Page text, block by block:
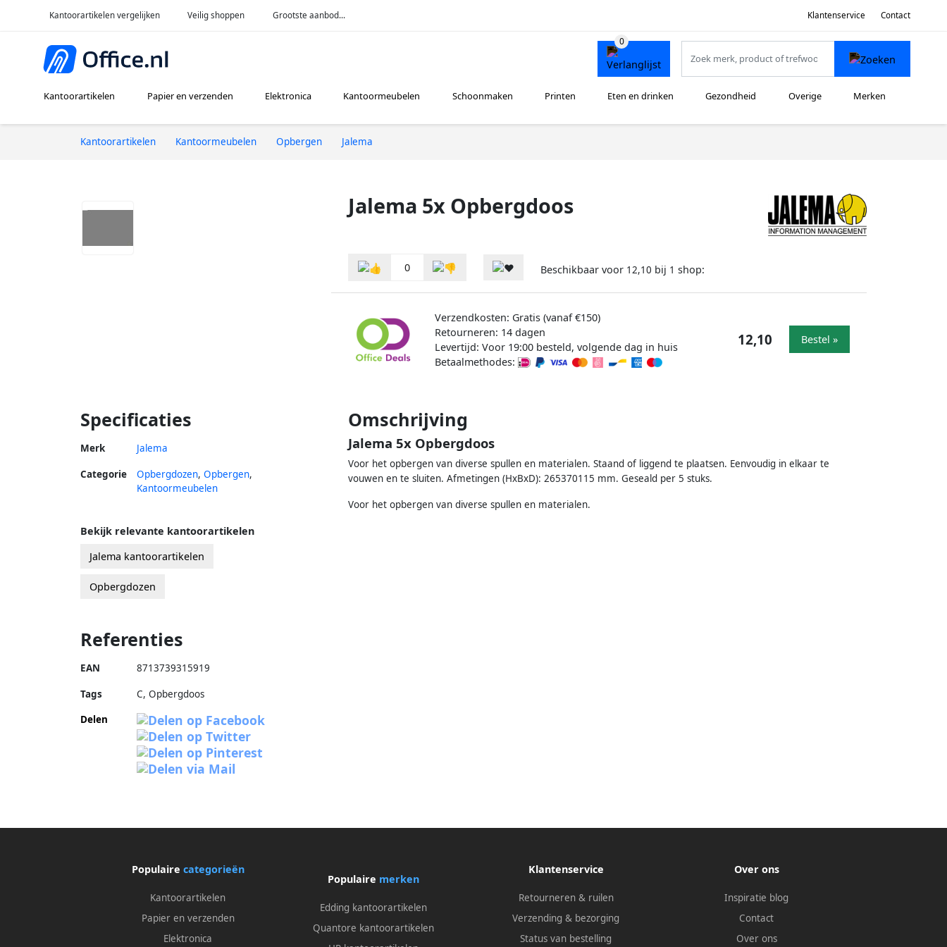
Kantoorartikelen vergelijken Veilig shoppen Grootste aanbod... Klantenservice Contact
Kantoorartikelen Papier en verzenden Elektronica Kantoormeubelen Schoonmaken Printen Eten en drinken Gezondheid Overige Merken
Kantoorartikelen Kantoormeubelen Opbergen Jalema
Jalema 5x Opbergdoos
0 Beschikbaar voor 12,10 bij 1 shop:
Verzendkosten: Gratis (vanaf €150)
Retourneren: 14 dagen
Levertijd: Voor 19:00 besteld, volgende dag in huis
Betaalmethodes:
12,10 Bestel »
Specificaties
Merk Jalema
Categorie Opbergdozen, Opbergen,
Kantoormeubelen
Omschrijving
Jalema 5x Opbergdoos
Voor het opbergen van diverse spullen en materialen. Staand of liggend te plaatsen. Eenvoudig in elkaar te
vouwen en te sluiten. Afmetingen (HxBxD): 265370115 mm. Geseald per 5 stuks.
Voor het opbergen van diverse spullen en materialen.
Bekijk relevante kantoorartikelen
Jalema kantoorartikelen
Opbergdozen
Referenties
EAN 8713739315919
Tags
C, Opbergdoos
Delen
Populaire categorieën
Kantoorartikelen
Papier en verzenden
Elektronica
Populaire merken
Edding kantoorartikelen
Quantore kantoorartikelen
Klantenservice
Retourneren & ruilen
Verzending & bezorging
Status van bestelling
Over ons
Inspiratie blog
Contact
Over ons